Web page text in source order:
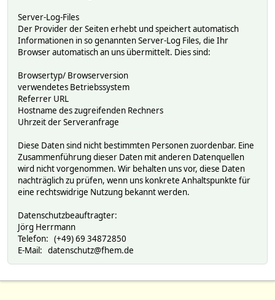
Server-Log-Files
Der Provider der Seiten erhebt und speichert automatisch
Informationen in so genannten Server-Log Files, die Ihr
Browser automatisch an uns übermittelt. Dies sind:
Browsertyp/ Browserversion
verwendetes Betriebssystem
Referrer URL
Hostname des zugreifenden Rechners
Uhrzeit der Serveranfrage
Diese Daten sind nicht bestimmten Personen zuordenbar. Eine
Zusammenführung dieser Daten mit anderen Datenquellen
wird nicht vorgenommen. Wir behalten uns vor, diese Daten
nachträglich zu prüfen, wenn uns konkrete Anhaltspunkte für
eine rechtswidrige Nutzung bekannt werden.
Datenschutzbeauftragter:
Jörg Herrmann
Telefon: (+49) 69 34872850
E-Mail: datenschutz@fhem.de